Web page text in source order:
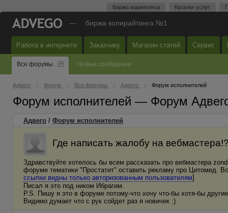
Биржа маркетинга Каталог услуг
— биржа копирайтинга №1
Работа в интернете Заказчику Магазин статей Сервис
Все форумы Новые сообщения
Адвего Форум Все форумы Адвего Форум исполнителей
Форум исполнителей — Форум
Адвего / Форум исполнителей
Где написать жалобу на
Здравствуйте хотелось бы всем рассказать про вебмастера
форуме тематики "Простатит" оставить рекламу про Цитомед.
ссылки видны только авторизованным пользователям]
Писал я это под ником Ибрагим.
P.S. Пишу я это в форуме потому-что хочу что-бы хотя-бы
Видимо думает что с рук сойдет раз я новичек :)